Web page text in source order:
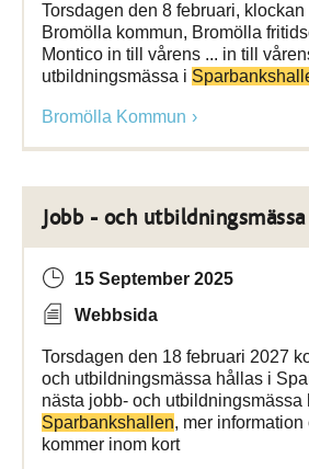
Torsdagen den 8 februari,
Bromölla kommun, Bromölla
Montico in till vårens ... in till
utbildningsmässa i
Bromölla Kommun
Jobb - och utbildningsmässa
15 September 2025
Webbsida
Torsdagen den 18 februari 2027
och utbildningsmässa hållas i
nästa jobb- och utbildningsmässa
Sparbankshallen, mer information
kommer inom kort